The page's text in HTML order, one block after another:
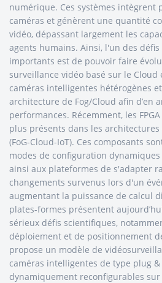
numérique. Ces systèmes intègrent
caméras et génèrent une quantité
vidéo, dépassant largement les
agents humains. Ainsi, l'un des
importants est de pouvoir faire
surveillance vidéo basé sur le
caméras intelligentes hétérogènes
architecture de Fog/Cloud afin d’en
performances. Récemment, les
plus présents dans les architectures
(FoG-Cloud-IoT). Ces composants
modes de configuration
ainsi aux plateformes de s'adapter
changements survenus lors d'un
augmentant la puissance de calcul
plates-formes présentent
sérieux défis scientifiques,
déploiement et de positionnement
propose un modèle de
caméras intelligentes de type plug &
dynamiquement reconfigurables